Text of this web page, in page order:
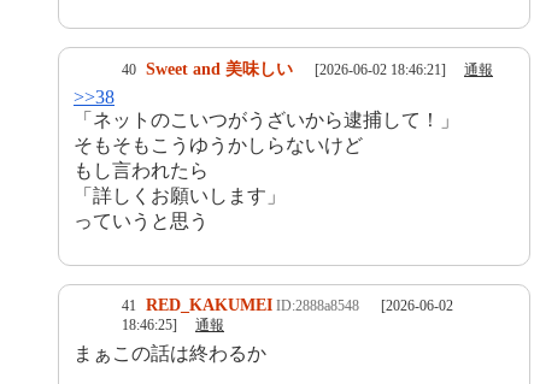
40 Sweet and 美味しい [2026-06-02 18:46:21] 通報
>>38
「ネットのこいつがうざいから逮捕して！」
そもそもこうゆうかしらないけど
もし言われたら
「詳しくお願いします」
っていうと思う
41 RED_KAKUMEI ID:2888a8548
[2026-06-02
18:46:25]
通報
まぁこの話は終わるか